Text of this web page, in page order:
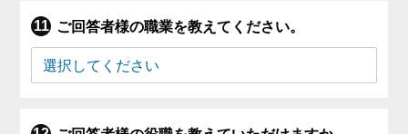
ご回答者様の職業を教えてください。